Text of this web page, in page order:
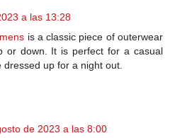
a las 13:28
is a classic piece of outerwear
or down. It is perfect for a casual
up for a night out.
de 2023 a las 8:00